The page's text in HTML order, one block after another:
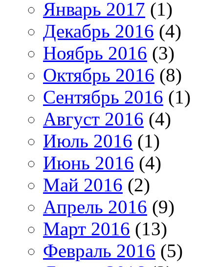
Январь 2017 (1)
Декабрь 2016 (4)
Ноябрь 2016 (3)
Октябрь 2016 (8)
Сентябрь 2016 (1)
Август 2016 (4)
Июль 2016 (1)
Июнь 2016 (4)
Май 2016 (2)
Апрель 2016 (9)
Март 2016 (13)
Февраль 2016 (5)